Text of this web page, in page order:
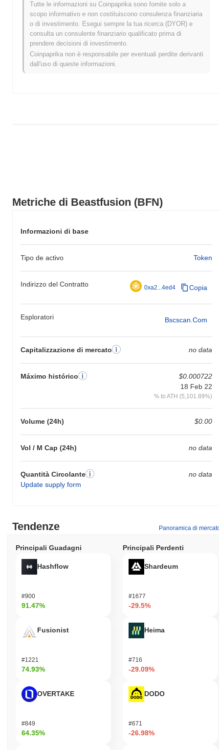
Metriche di Beastfusion (BFN)
Informazioni di base
Tipo de activo Token
Indirizzo del Contratto 0xa2...4ed4 Copia
Esploratori Bscscan.com
Capitalizzazione di mercato no data
Máximo histórico
$0.000722
18 Feb 22
% to ATH (5,101.89%)
Volume (24h) $0.00
Vol / M Cap (24h) no data
Quantità Circolante
Update supply form
no data
Beastfusion è attualmente scambiato~98.08% al di sotto del suo
ATH .
Come si sta comportando Beastfusion rispetto al
mercato crypto più ampio?
Negli ultimi 7 giorni, Beastfusion ha guadagnato
superando il mercato crypto complessivo che ha registrato un
Tutte le informazioni su Coinpaprika sono fornite solo a
scopo informativo e non costituiscono consulenza finanziaria
o di investimento. Esegui sempre la tua ricerca (DYOR) e
consulta un consulente finanziario qualificato prima di
prendere decisioni di investimento.
Coinpaprika non è responsabile per eventuali perdite derivanti
dall'uso di queste informazioni.
Tendenze Panoramica di
Principali Guadagni
Hashflow
#900
91.47%
Fusionist
#1221
74.93%
OVERTAKE
#849
64.35%
Principali Perdenti
Shardeum
#1677
-29.5%
Heima
#716
-29.09%
DODO
#671
-26.98%